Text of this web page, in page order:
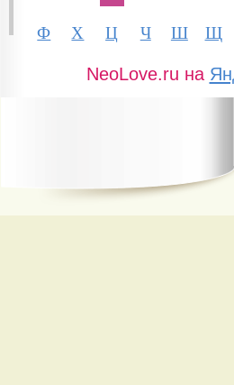
Ф
Х Ц Ч Ш Щ
NeoLove.ru на